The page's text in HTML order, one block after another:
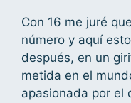
Con 16 me juré
número y aquí
después, en un
metida en el
apasionada por el